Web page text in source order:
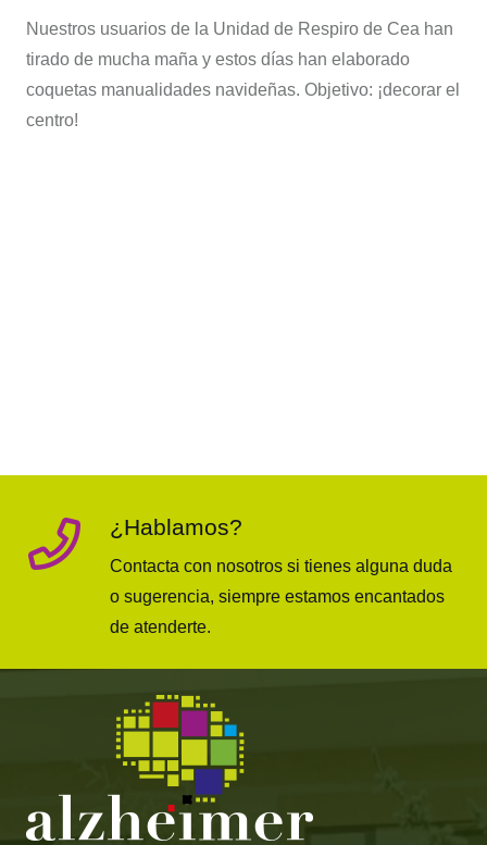
Nuestros usuarios de la Unidad de Respiro de Cea han
tirado de mucha maña y estos días han elaborado
coquetas manualidades navideñas. Objetivo: ¡decorar el
centro!
¿Hablamos?
Contacta con nosotros si tienes alguna duda
o sugerencia, siempre estamos encantados
de atenderte.